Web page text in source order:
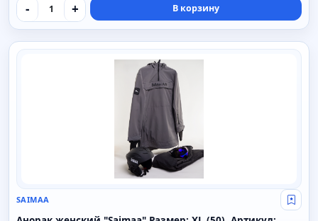
- + В корзину
SAIMAA
SAIMAA Свой